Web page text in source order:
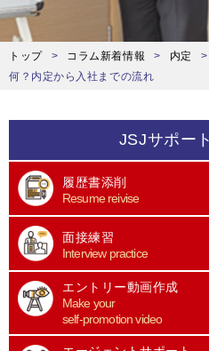
トップ コラム新着情報 内定
何？内定から入社までの流れ
JSJサポー
履歴書添削
Resume reivise
面接練習
Interview practice
エントリー動画作成
Make your
self-promotion video